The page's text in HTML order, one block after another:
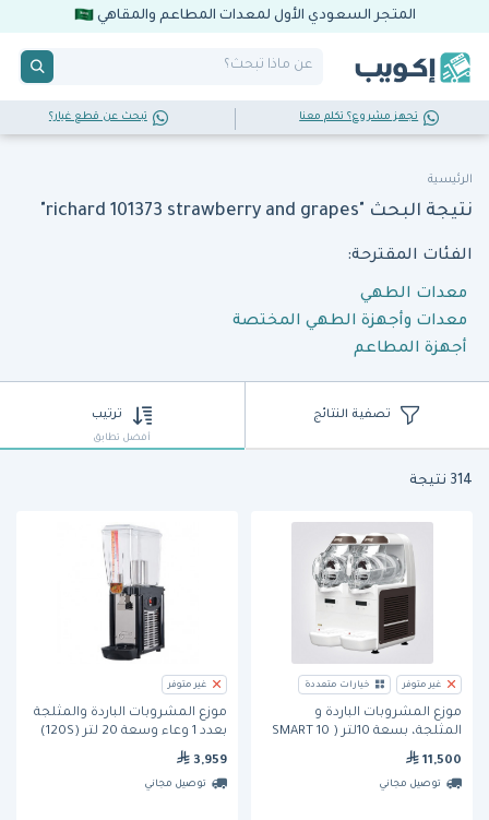
المتجر السعودي الأول لمعدات المطاعم والمقاهي
تجهز مشروع؟ تكلم معنا تبحث عن قطع غيار؟
الرئيسية
نتيجة البحث "richard 101373 strawberry and grapes"
الفئات المقترحة:
معدات الطهي
معدات وأجهزة الطهي المختصة
أجهزة المطاعم
تصفية النتائج ترتيب
أفضل تطابق
314 نتيجة
غير متوفر خيارات متعددة
موزع المشروبات الباردة و
المثلجة، بسعة 10لتر ( SMART 10
11,500
توصيل مجاني
غير متوفر
موزع المشروبات الباردة والمثلجة
بعدد 1 وعاء وسعة 20 لتر (120S)
من كونفريمل
3,959
توصيل مجاني